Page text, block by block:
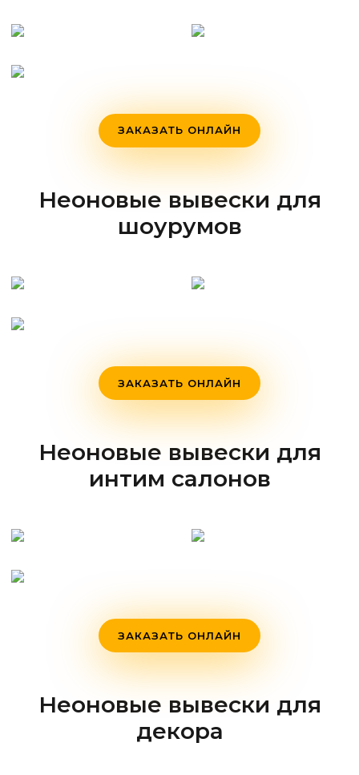
ЗАКАЗАТЬ ОНЛАЙН
Неоновые вывески для
шоурумов
ЗАКАЗАТЬ ОНЛАЙН
Неоновые вывески для
интим салонов
ЗАКАЗАТЬ ОНЛАЙН
Неоновые вывески для
декора